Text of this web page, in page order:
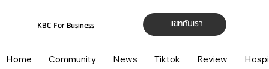
แชทกับเรา
KBC For Business
Home Community News Tiktok Review